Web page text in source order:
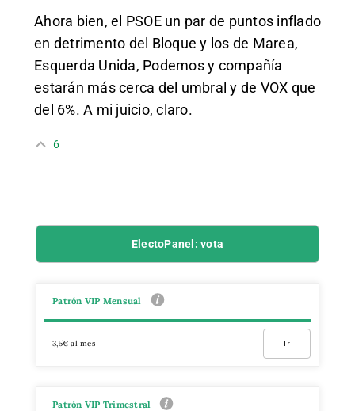
Ahora bien, el PSOE un par de puntos inflado
en detrimento del Bloque y los de Marea,
Esquerda Unida, Podemos y compañía
estarán más cerca del umbral y de VOX que
del 6%. A mi juicio, claro.
6
ElectoPanel: vota
Patrón VIP Mensual
3,5€ al mes Ir
Patrón VIP Trimestral